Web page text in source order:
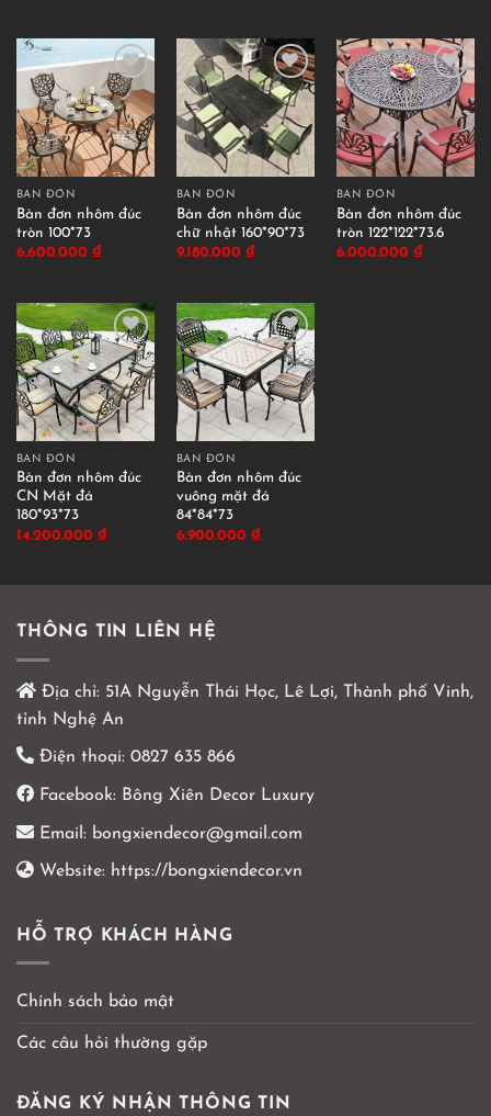
BÀN ĐƠN
Bàn đơn nhôm đúc
tròn 100*73
6.600.000 ₫
BÀN ĐƠN
Bàn đơn nhôm đúc
chữ nhật 160*90*73
9.180.000 ₫
BÀN ĐƠN
Bàn đơn nhôm đúc
tròn 122*122*73.6
6.000.000 ₫
BÀN ĐƠN
Bàn đơn nhôm đúc
CN Mặt đá
180*93*73
14.200.000 ₫
BÀN ĐƠN
Bàn đơn nhôm đúc
vuông mặt đá
84*84*73
6.900.000 ₫
THÔNG TIN LIÊN HỆ
Địa chỉ: 51A Nguyễn Thái Học, Lê Lợi, Thành phố Vinh,
tỉnh Nghệ An
Điện thoại: 0827 635 866
Facebook: Bông Xiên Decor Luxury
Email: bongxiendecor@gmail.com
Website: https://bongxiendecor.vn
HỖ TRỢ KHÁCH HÀNG
Chính sách bảo mật
Các câu hỏi thường gặp
ĐĂNG KÝ NHẬN THÔNG TIN